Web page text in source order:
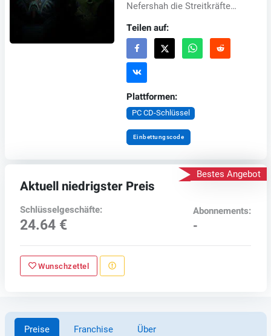
Nefershah die Streitkräfte
ahnungslosen Siedler des
Adeptus Mechanicus zu...
Teilen auf:
Plattformen:
PC CD-Schlüssel
Einbettungscode
Bestes Angebot
Aktuell niedrigster Preis
Schlüsselgeschäfte:
24.64 €
Abonnements:
-
Wunschzettel
Preise Franchise Über